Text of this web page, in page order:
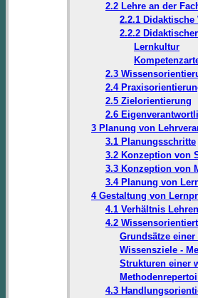
2.2 Lehre an der
2.2.1
2.2.2
Lernkultur
2.3
2.4
2.5 Zielorientierung
2.6
3 Planung von
3.1 Planungsschritte
3.2 Konzeption von
3.3 Konzeption von
3.4 Planung von
4 Gestaltung von
4.1 Verhältnis
4.2
Grundsätze
Wissensziele -
Strukturen einer
4.3